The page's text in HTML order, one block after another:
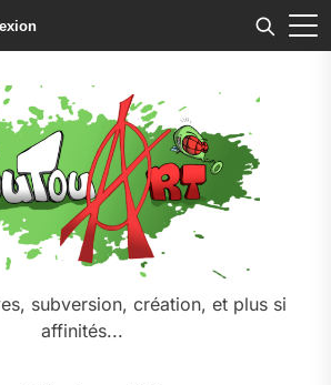
subversion, création, et plus si
affinités...